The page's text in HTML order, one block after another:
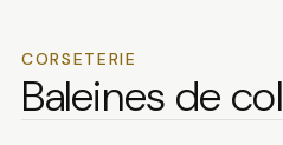
CORSETERIE
Baleines de col